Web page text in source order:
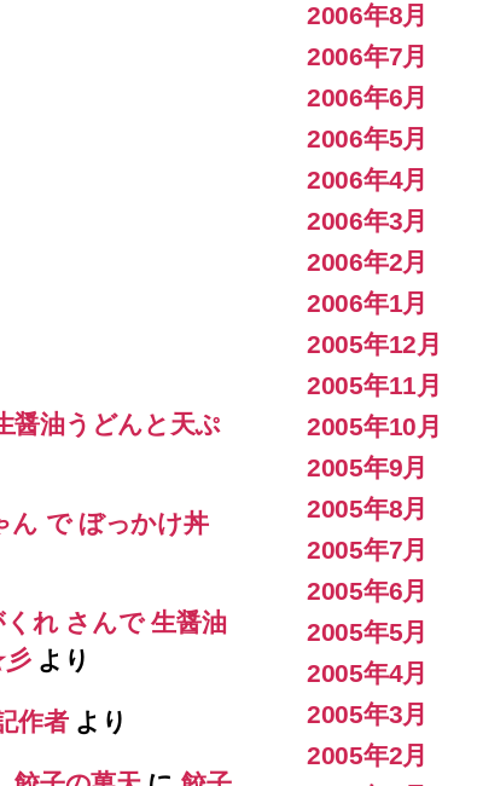
油うどんと天ぷ
で ぼっかけ丼
れ さんで 生醤油
より
作者より
2006年8月
2006年7月
2006年6月
2006年5月
2006年4月
2006年3月
2006年2月
2006年1月
2005年12月
2005年11月
2005年10月
2005年9月
2005年8月
2005年7月
2005年6月
2005年5月
2005年4月
2005年3月
2005年2月